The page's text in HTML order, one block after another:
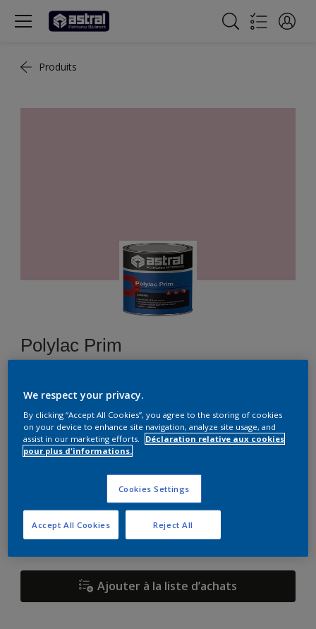
Produits
Polylac Prim
Z9.07.75
Format
Quantité
Ajouter à la liste d’achats
We respect your privacy.
By clicking “Accept All Cookies”, you agree to the storing of cookies
on your device to enhance site navigation, analyze site usage, and
assist in our marketing efforts.
Déclaration relative aux cookies
pour plus d'informations.
Cookies Settings
Reject All
Accept All Cookies